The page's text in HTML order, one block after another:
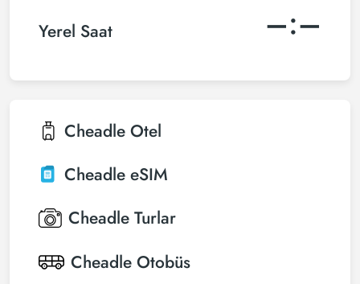
Yerel Saat –:–
Cheadle Otel
Cheadle eSIM
Cheadle Turlar
Cheadle Otobüs